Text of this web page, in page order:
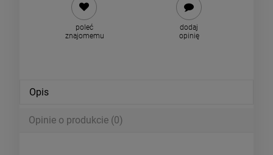
poleć
znajomemu
dodaj
opinię
Opis
Opinie o produkcie (0)